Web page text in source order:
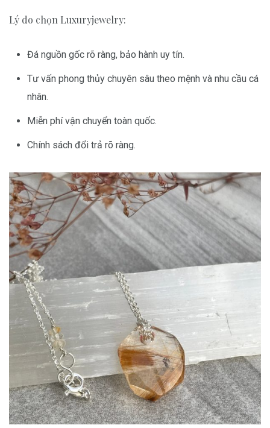
Lý do chọn Luxuryjewelry:
Đá nguồn gốc rõ ràng, bảo hành uy tín.
Tư vấn phong thủy chuyên sâu theo mệnh và nhu cầu cá
nhân.
Miễn phí vận chuyển toàn quốc.
Chính sách đổi trả rõ ràng.